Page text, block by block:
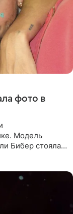
фото в
Модель
Бибер стояла